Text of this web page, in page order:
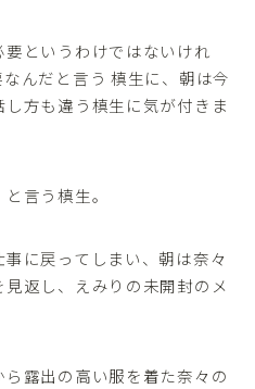
というわけではないけれ
んだと言う 槙生に、朝は今
方も違う槙生に気が付きま
言う槙生。
に戻ってしまい、朝は奈々
返し、えみりの未開封のメ
露出の高い服を着た奈々の